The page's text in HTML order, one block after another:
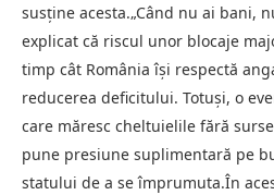
susține acesta.„Când nu ai bani,
explicat că riscul unor blocaje
timp cât România își respectă
reducerea deficitului. Totuși, o
care măresc cheltuielile fără
pune presiune suplimentară pe
statului de a se împrumuta.În